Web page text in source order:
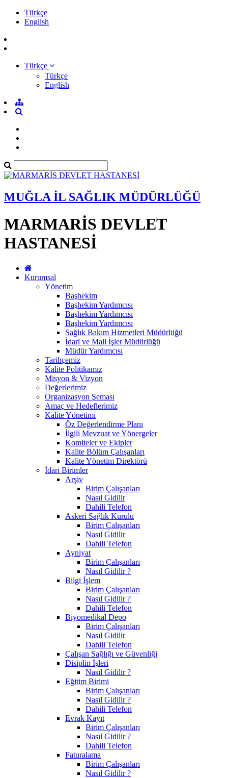
Türkçe
English
Türkçe
Türkçe
English
MUĞLA İL SAĞLIK MÜDÜRLÜĞÜ
MARMARİS DEVLET
HASTANESİ
Kurumsal
Yönetim
Başhekim
Başhekim Yardımcısı
Başhekim Yardımcısı
Başhekim Yardımcısı
Sağlık Bakım Hizmetleri Müdürlüğü
İdari ve Mali İşler Müdürlüğü
Müdür Yardımcısı
Tarihçemiz
Kalite Politikamız
Misyon & Vizyon
Değerlerimiz
Organizasyon Şeması
Amaç ve Hedeflerimiz
Kalite Yönetimi
Öz Değerlendirme Planı
İlgili Mevzuat ve Yönergeler
Komiteler ve Ekipler
Kalite Bölüm Çalışanları
Kalite Yönetim Direktörü
İdari Birimler
Arşiv
Birim Çalışanları
Nasıl Gidilir
Dahili Telefon
Askeri Sağlık Kurulu
Birim Çalışanları
Nasıl Gidilir
Dahili Telefon
Ayniyat
Birim Çalışanları
Nasıl Gidilir ?
Bilgi İşlem
Birim Çalışanları
Nasıl Gidilir ?
Dahili Telefon
Biyomedikal Depo
Birim Çalışanları
Nasıl Gidilir
Dahili Telefon
Çalışan Sağlığı ve Güvenliği
Disiplin İşleri
Nasıl Gidilir ?
Eğitim Birimi
Birim Çalışanları
Nasıl Gidilir ?
Dahili Telefon
Evrak Kayıt
Birim Çalışanları
Nasıl Gidilir ?
Dahili Telefon
Faturalama
Birim Çalışanları
Nasıl Gidilir ?